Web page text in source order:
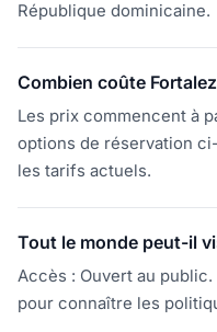
République dominicaine.
Combien coûte
Les prix commencent à
options de réservation
les tarifs actuels.
Tout le monde peut-il
Accès : Ouvert au
pour connaître les